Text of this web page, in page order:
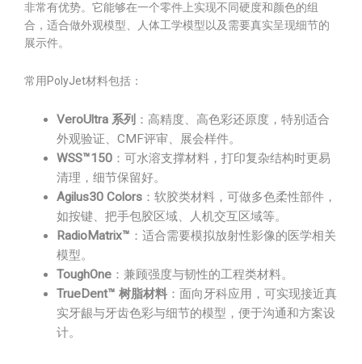
非常有优势。它能够在一个零件上实现不同硬度和颜色的组
合，适合做外观模型、人体工学模型以及需要真实呈现细节的
展示件。
常用PolyJet材料包括：
VeroUltra 系列 ：高精度、高色彩还原度，特别适合
外观验证、CMF评审、展会样件。
WSS™150 ：可水溶支撑材料，打印复杂结构时更易
清理，细节保留好。
Agilus30 Colors ：软胶类材料，可做多色柔性部件，
如按键、把手包胶区域、人机交互区域等。
RadioMatrix™ ：适合需要模拟放射性影像的医学相关
模型。
ToughOne ：兼顾强度与韧性的工程类材料。
TrueDent™ 树脂材料 ：面向牙科应用，可实现接近真
实牙龈与牙齿色彩与细节的模型，便于沟通和方案设
计。